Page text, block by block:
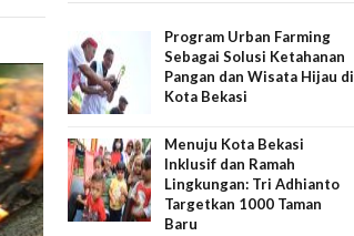
Program Urban Farming
Sebagai Solusi Ketahanan
Pangan dan Wisata Hijau di
Kota Bekasi
Menuju Kota Bekasi
Inklusif dan Ramah
Lingkungan: Tri Adhianto
Targetkan 1000 Taman
Baru